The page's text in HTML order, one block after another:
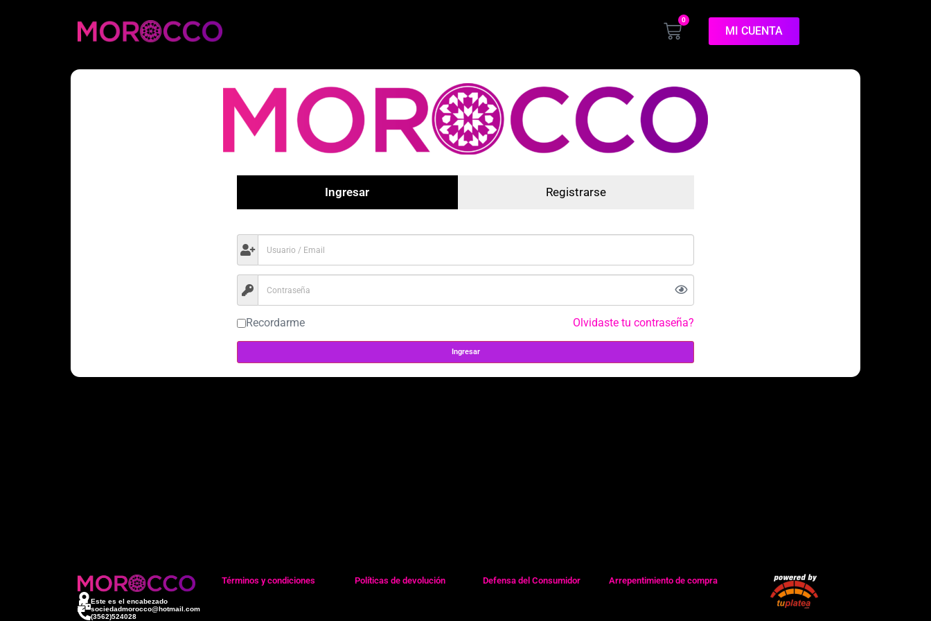
0
MI CUENTA
Ingresar Registrarse
Recordarme Olvidaste tu contraseña?
Ingresar
Este es el encabezado
sociedadmorocco@hotmail.com
(3562)524028
Términos y condiciones Políticas de devolución Defensa del Consumidor Arrepentimiento de compra